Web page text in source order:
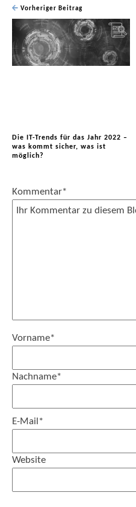
Vorheriger Beitrag
Die IT-Trends für das Jahr 2022 –
was kommt sicher, was ist
möglich?
Kommentar*
Vorname*
Nachname*
E-Mail *
Website